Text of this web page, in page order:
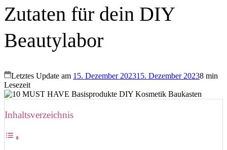
Zutaten für dein DIY
Beautylabor
Letztes Update am 15. Dezember 202315. Dezember 20238 min
Lesezeit
Inhaltsverzeichnis